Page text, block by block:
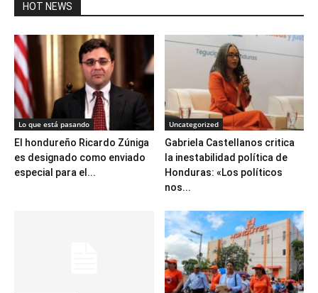
HOT NEWS
Lo que está pasando
El hondureño Ricardo Zúniga
es designado como enviado
especial para el...
Uncategorized
Gabriela Castellanos critica
la inestabilidad política de
Honduras: «Los políticos
nos...